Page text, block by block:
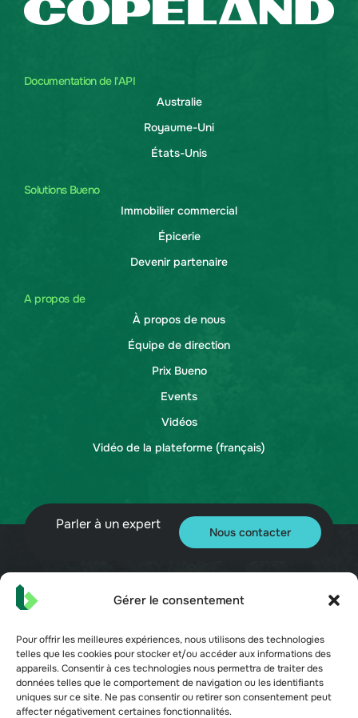
Gérer le consentement
Pour offrir les meilleures expériences, nous utilisons des technologies
telles que les cookies pour stocker et/ou accéder aux informations des
appareils. Consentir à ces technologies nous permettra de traiter des
données telles que le comportement de navigation ou les identifiants
uniques sur ce site. Ne pas consentir ou retirer son consentement peut
affecter négativement certaines fonctionnalités.
Documentation de l'API
Australie
Royaume-Uni
États-Unis
Solutions Bueno
Immobilier commercial
Épicerie
Devenir partenaire
A propos de
À propos de nous
Équipe de direction
Prix Bueno
Events
Vidéos
Vidéo de la plateforme (français)
Parler à un expert Nous contacter
© 2026 Bueno. Tous droits réservés.
Conditions d'utilisation